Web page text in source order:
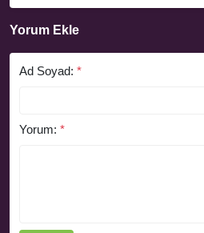
Yorum Ekle
Ad Soyad: *
Yorum: *